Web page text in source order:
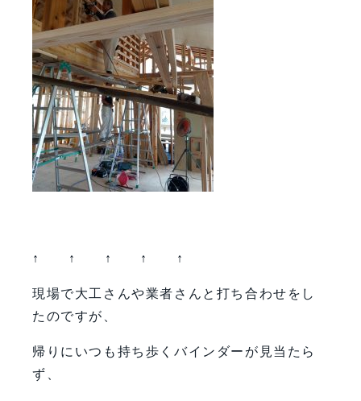
↑ ↑ ↑ ↑ ↑
現場で大工さんや業者さんと打ち合わせをし
たのですが、
帰りにいつも持ち歩くバインダーが見当たら
ず、